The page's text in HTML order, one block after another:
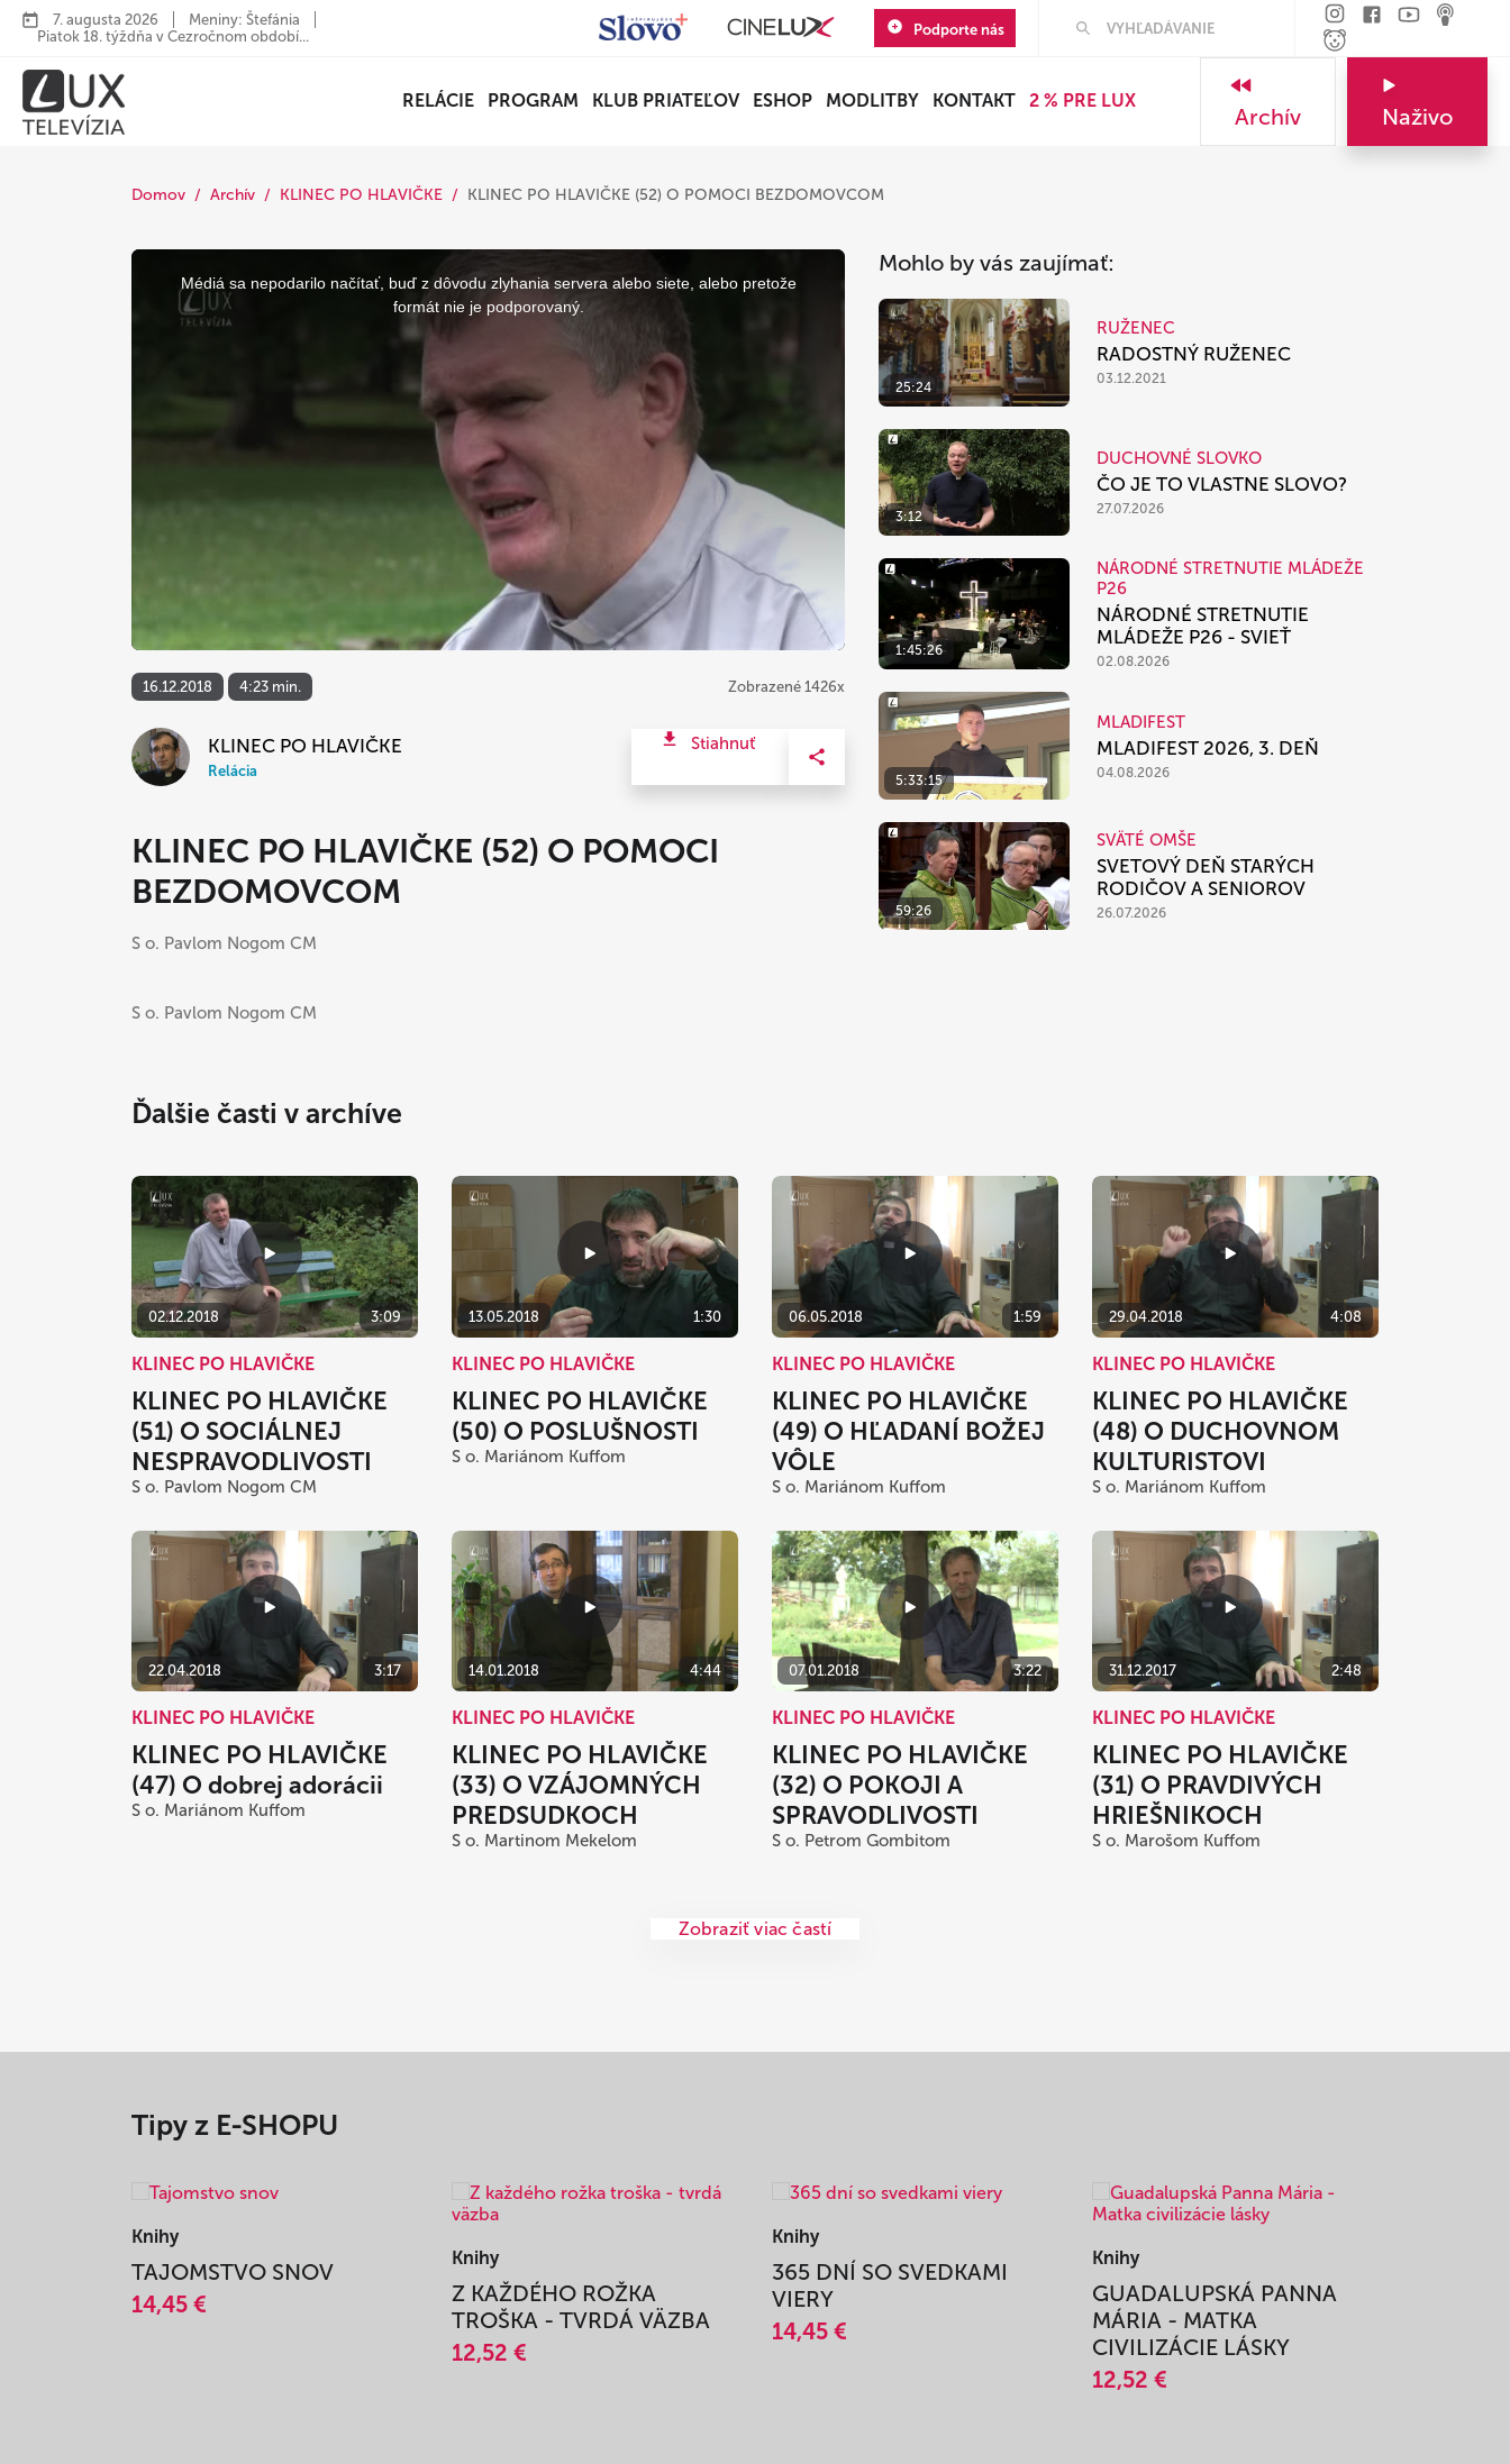
7. augusta 2026
Meniny: Štefánia
Piatok 18. týždňa v Cezročnom období...
Podporte nás
RELÁCIE PROGRAM KLUB PRIATEĽOV ESHOP MODLITBY KONTAKT 2 % PRE LUX
Archív Naživo
Domov Archív KLINEC PO HLAVIČKE KLINEC PO HLAVIČKE (52) O POMOCI BEZDOMOVCOM
This
Médiá sa nepodarilo načítať, buď z dôvodu zlyhania servera alebo siete, alebo pretože
formát nie je podporovaný.
16.12.2018 4:23 min. Zobrazené 1426x
KLINEC PO HLAVIČKE
Relácia
Stiahnuť
KLINEC PO HLAVIČKE (52) O POMOCI
BEZDOMOVCOM
S o. Pavlom Nogom CM
S o. Pavlom Nogom CM
Mohlo by vás zaujímať:
25:24
RUŽENEC
RADOSTNÝ RUŽENEC
03.12.2021
3:12
DUCHOVNÉ SLOVKO
ČO JE TO VLASTNE SLOVO?
27.07.2026
1:45:26
NÁRODNÉ STRETNUTIE MLÁDEŽE
P26
NÁRODNÉ STRETNUTIE
MLÁDEŽE P26 - SVIEŤ
02.08.2026
5:33:15
MLADIFEST
MLADIFEST 2026, 3. DEŇ
04.08.2026
59:26
SVÄTÉ OMŠE
SVETOVÝ DEŇ STARÝCH
RODIČOV A SENIOROV
26.07.2026
Ďalšie časti v archíve
02.12.2018 3:09
KLINEC PO HLAVIČKE
KLINEC PO HLAVIČKE
(51) O SOCIÁLNEJ
NESPRAVODLIVOSTI
S o. Pavlom Nogom CM
13.05.2018 1:30
KLINEC PO HLAVIČKE
KLINEC PO HLAVIČKE
(50) O POSLUŠNOSTI
S o. Mariánom Kuffom
06.05.2018 1:59
KLINEC PO HLAVIČKE
KLINEC PO HLAVIČKE
(49) O HĽADANÍ BOŽEJ
VÔLE
S o. Mariánom Kuffom
29.04.2018 4:08
KLINEC PO HLAVIČKE
KLINEC PO HLAVIČKE
(48) O DUCHOVNOM
KULTURISTOVI
S o. Mariánom Kuffom
22.04.2018 3:17
KLINEC PO HLAVIČKE
KLINEC PO HLAVIČKE
(47) O dobrej adorácii
S o. Mariánom Kuffom
14.01.2018 4:44
KLINEC PO HLAVIČKE
KLINEC PO HLAVIČKE
(33) O VZÁJOMNÝCH
PREDSUDKOCH
S o. Martinom Mekelom
07.01.2018 3:22
KLINEC PO HLAVIČKE
KLINEC PO HLAVIČKE
(32) O POKOJI A
SPRAVODLIVOSTI
S o. Petrom Gombitom
31.12.2017 2:48
KLINEC PO HLAVIČKE
KLINEC PO HLAVIČKE
(31) O PRAVDIVÝCH
HRIEŠNIKOCH
S o. Marošom Kuffom
Zobraziť viac častí
Tipy z E-SHOPU
Knihy
TAJOMSTVO SNOV
14,45 €
Knihy
Z KAŽDÉHO ROŽKA
TROŠKA - TVRDÁ VÄZBA
12,52 €
Knihy
365 DNÍ SO SVEDKAMI
VIERY
14,45 €
Knihy
GUADALUPSKÁ PANNA
MÁRIA - MATKA
CIVILIZÁCIE LÁSKY
12,52 €